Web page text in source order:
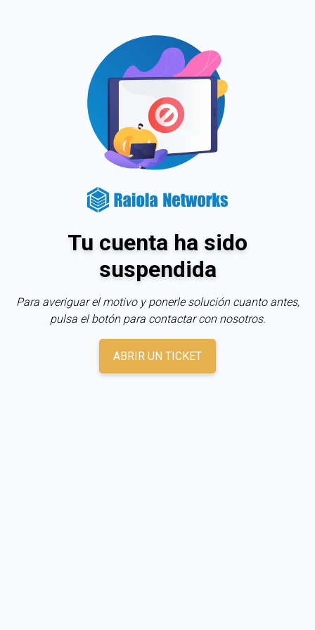
Tu cuenta ha sido
suspendida
Para averiguar el motivo y ponerle solución cuanto antes,
pulsa el botón para contactar con nosotros.
ABRIR UN TICKET